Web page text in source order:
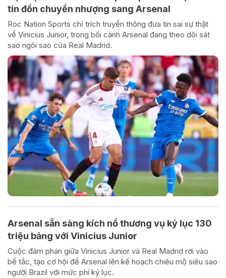
tin đồn chuyển nhượng sang Arsenal
Roc Nation Sports chỉ trích truyền thông đưa tin sai sự thật
về Vinicius Junior, trong bối cảnh Arsenal đang theo dõi sát
sao ngôi sao của Real Madrid.
Arsenal sẵn sàng kích nổ thương vụ kỷ lục 130
triệu bảng với Vinicius Junior
Cuộc đàm phán giữa Vinicius Junior và Real Madrid rơi vào
bế tắc, tạo cơ hội để Arsenal lên kế hoạch chiêu mộ siêu sao
người Brazil với mức phí kỷ lục.